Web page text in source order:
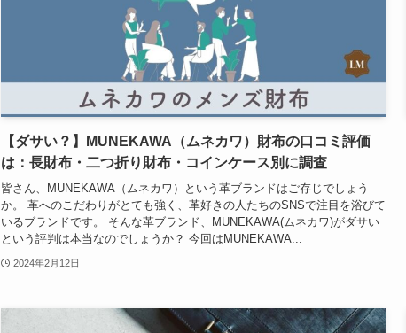
【ダサい？】MUNEKAWA（ムネカワ）財布の口コミ評価
は：長財布・二つ折り財布・コインケース別に調査
皆さん、MUNEKAWA（ムネカワ）という革ブランドはご存じでしょう
か。 革へのこだわりがとても強く、革好きの人たちのSNSで注目を浴びて
いるブランドです。 そんな革ブランド、MUNEKAWA(ムネカワ)がダサい
という評判は本当なのでしょうか？ 今回はMUNEKAWA...
2024年2月12日